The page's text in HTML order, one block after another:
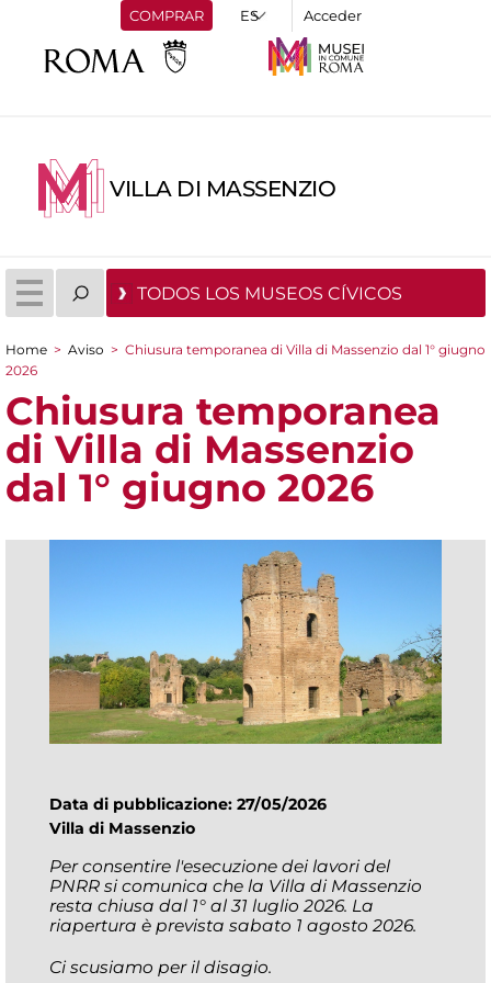
COMPRAR Acceder
VILLA DI MASSENZIO
TODOS LOS MUSEOS CÍVICOS
You are here
Home > Aviso > Chiusura temporanea di Villa di Massenzio dal 1° giugno
2026
Chiusura temporanea
di Villa di Massenzio
dal 1° giugno 2026
Data di pubblicazione: 27/05/2026
Villa di Massenzio
Per consentire l'esecuzione dei lavori del
PNRR si comunica che la Villa di Massenzio
resta chiusa dal 1° al 31 luglio 2026. La
riapertura è prevista sabato 1 agosto 2026.
Ci scusiamo per il disagio.